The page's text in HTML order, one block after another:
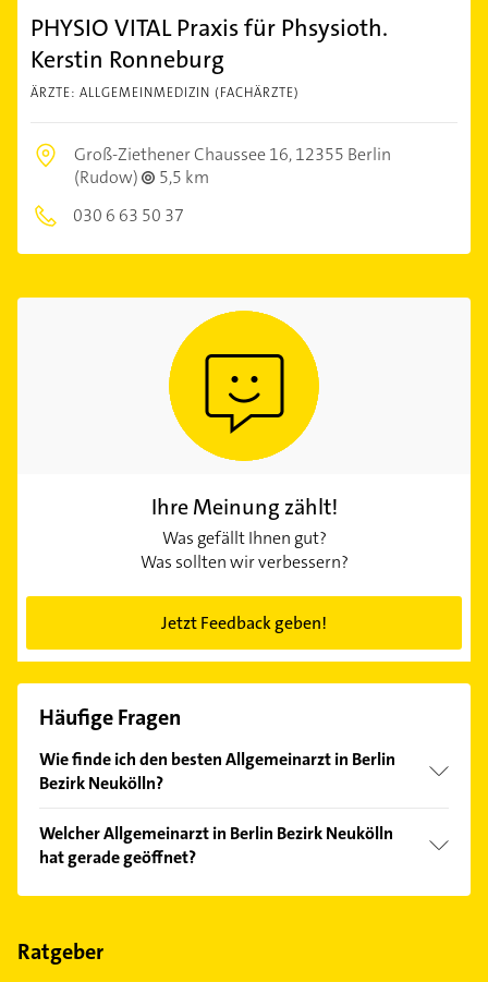
PHYSIO VITAL Praxis für Phsysioth.
Kerstin Ronneburg
ÄRZTE: ALLGEMEINMEDIZIN (FACHÄRZTE)
Groß-Ziethener Chaussee 16,12355 Berlin
(Rudow)
5,5 km
030 6 63 50 37
Ihre Meinung zählt!
Was gefällt Ihnen gut?
Was sollten wir verbessern?
Jetzt Feedback geben!
Häufige Fragen
Wie finde ich den besten Allgemeinarzt in Berlin
Bezirk Neukölln?
Kundenmeinungen und profitieren Sie von den
Empfehlungen. Die Suchergebnisse können Sie sich
einfach nachBewertungensortiert anzeigen lassen.
Welcher Allgemeinarzt in Berlin Bezirk Neukölln
hat gerade geöffnet?
Im Anbieter-Bereich finden Sie alleÖffnungszeiten.
Feiertagen abweichen können.
Ratgeber